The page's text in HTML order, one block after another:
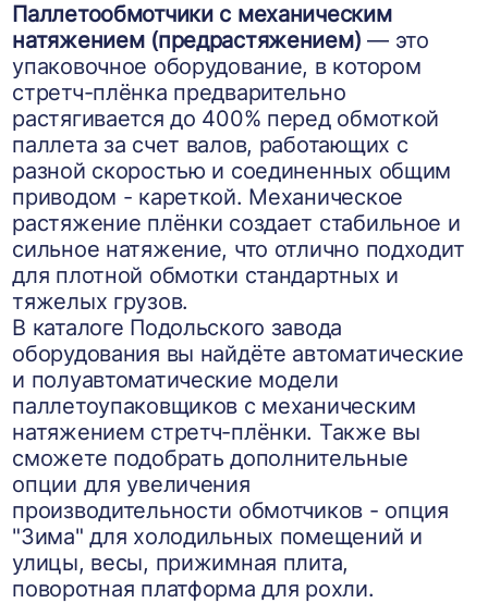
Паллетообмотчики с механическим
натяжением (предрастяжением) — это
упаковочное оборудование, в котором
стретч-плёнка предварительно
растягивается до 400% перед обмоткой
паллета за счет валов, работающих с
разной скоростью и соединенных общим
приводом - кареткой. Механическое
растяжение плёнки создает стабильное и
сильное натяжение, что отлично подходит
для плотной обмотки стандартных и
тяжелых грузов.
В каталоге Подольского завода
оборудования вы найдёте автоматические
и полуавтоматические модели
паллетоупаковщиков с механическим
натяжением стретч-плёнки. Также вы
сможете подобрать дополнительные
опции для увеличения
производительности обмотчиков - опция
"Зима" для холодильных помещений и
улицы, весы, прижимная плита,
поворотная платформа для рохли.